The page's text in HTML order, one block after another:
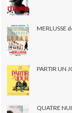
MERLUSSE
PARTIR UN
QUATRE